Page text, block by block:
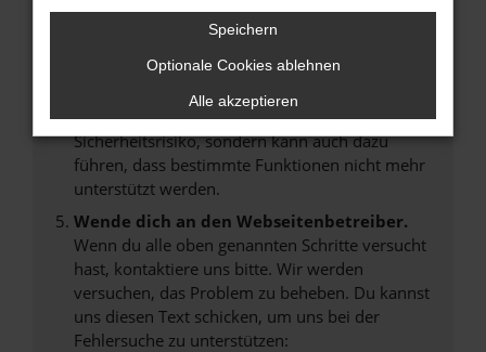
Probleme zu beheben.
Betriebssystem auf dem neuesten Stand
Veraltete Software birgt nicht nur ein
Sicherheitsrisiko, sondern kann auch dazu
führen, dass bestimmte Funktionen nicht mehr
unterstützt werden.
Wende dich an den Webseitenbetreiber.
Wenn du alle oben genannten Schritte versucht
hast, kontaktiere uns bitte. Wir werden
versuchen, das Problem zu beheben. Du kannst
uns diesen Text schicken, um uns bei der
Fehlersuche zu unterstützen:
Speichern
Optionale Cookies ablehnen
Alle akzeptieren